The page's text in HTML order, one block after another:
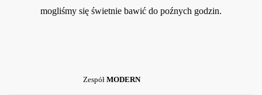
mogliśmy się świetnie bawić do poźnych godzin.
Zespół MODERN